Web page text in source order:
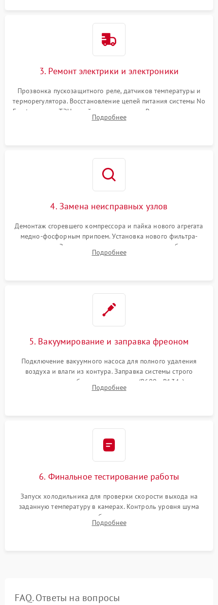
3. Ремонт электрики и электроники
Прозвонка пускозащитного реле, датчиков температуры и
терморегулятора. Восстановление цепей питания системы No
Frost, включая ТЭН оттайки и вентилятор. Ремонт или замена
платы управления при сбоях алгоритмов.
Подробнее
4. Замена неисправных узлов
Демонтаж сгоревшего компрессора и пайка нового агрегата
медно-фосфорным припоем. Установка нового фильтра-
осушителя. Замена изношенных вентиляторов обдува,
сломанных заслонок или поврежденных дверных петель.
Подробнее
5. Вакуумирование и заправка фреоном
Подключение вакуумного насоса для полного удаления
воздуха и влаги из контура. Заправка системы строго
дозированным объемом хладагента (R600a, R134a) по
электронным весам. Контроль рабочего давления в системе.
Подробнее
6. Финальное тестирование работы
Запуск холодильника для проверки скорости выхода на
заданную температуру в камерах. Контроль уровня шума
компрессора, отсутствия обмерзания стенок и корректного
срабатывания системы автоматической оттайки.
Подробнее
FAQ. Ответы на вопросы